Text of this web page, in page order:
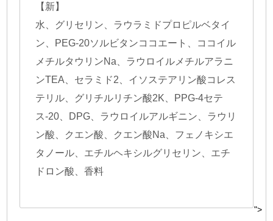
【新】
水、グリセリン、ラウラミドプロピルベタイ
ン、PEG-20ソルビタンココエート、ココイル
メチルタウリンNa、ラウロイルメチルアラニ
ンTEA、セラミド2、イソステアリン酸コレス
テリル、グリチルリチン酸2K、PPG-4セテ
ス-20、DPG、ラウロイルアルギニン、ラウリ
ン酸、クエン酸、クエン酸Na、フェノキシエ
タノール、エチルヘキシルグリセリン、エチ
ドロン酸、香料
">